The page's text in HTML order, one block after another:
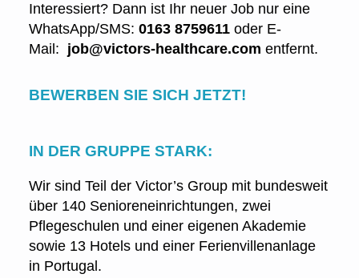
Interessiert? Dann ist Ihr neuer Job nur eine
WhatsApp/SMS: 0163 8759611oder E-
Mail: job@victors-healthcare.com entfernt.
BEWERBEN SIE SICH JETZT!
IN DER GRUPPE STARK:
Wir sind Teil der Victor’s Group mit bundesweit
über 140 Senioreneinrichtungen, zwei
Pflegeschulen und einer eigenen Akademie
sowie 13 Hotels und einer Ferienvillenanlage
in Portugal.